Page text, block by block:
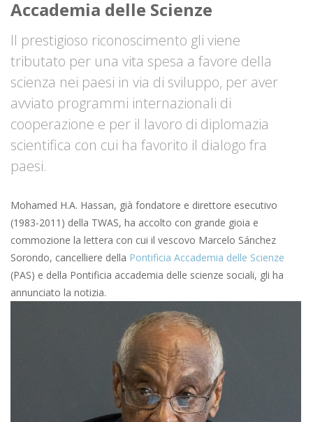
Accademia delle Scienze
Il prestigioso riconoscimento gli viene
tributato per una vita spesa a favore della
scienza nei paesi in via di sviluppo, per aver
avviato programmi internazionali di
cooperazione e per il lavoro di diplomazia
scientifica con cui ha favorito il dialogo fra
paesi.
Mohamed H.A. Hassan, già fondatore e direttore esecutivo
(1983-2011) della TWAS, ha accolto con grande gioia e
commozione la lettera con cui il vescovo Marcelo Sánchez
Sorondo, cancelliere della Pontificia Accademia delle Scienze
(PAS) e della Pontificia accademia delle scienze sociali, gli ha
annunciato la notizia.